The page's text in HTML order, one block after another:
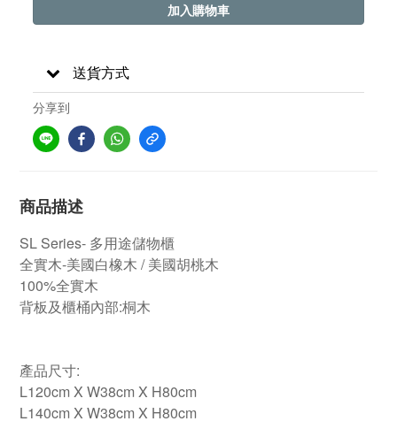
加入購物車
送貨方式
分享到
商品描述
SL Series- 多用途儲物櫃
全實木-美國白橡木 / 美國胡桃木
100%全實木
背板及櫃桶內部:桐木
產品尺寸:
L120cm X W38cm X H80cm
L140cm X W38cm X H80cm